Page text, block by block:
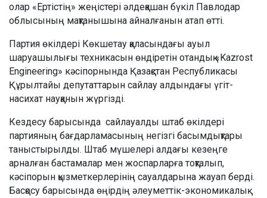
олар «Ертістің» жеңістері әлдеқашан бүкіл Павлодар
облысының мақтанышына айналғанын атап өтті.
Партия өкілдері Көкшетау қаласындағы ауыл
шаруашылығы техникасын өндіретін отандық «Kazrost
Engineering» кәсіпорнында Қазақстан Республикасы
Құрылтайы депутаттарын сайлау алдындағы үгіт-
насихат науқанын жүргізді.
Кездесу барысында сайлауалды штаб өкілдері
партияның бағдарламасының негізгі басымдықтары
таныстырылды. Штаб мүшелері алдағы кезеңге
арналған бастамалар мен жоспарларға тоқталып,
кәсіпорын қызметкерлерінің сауалдарына жауап берді.
Басқосу барысында өңірдің әлеуметтік-экономикалық